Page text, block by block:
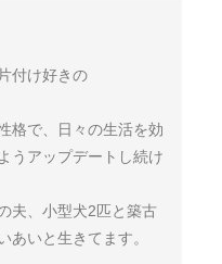
付け好きの
格で、日々の生活を効
うアップデートし続け
夫、小型犬2匹と築古
あいと生きてます。